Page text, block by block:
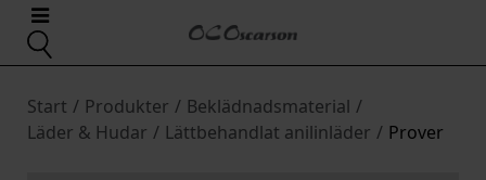
Start / Produkter / Beklädnadsmaterial /
Läder & Hudar / Lättbehandlat anilinläder / Prover